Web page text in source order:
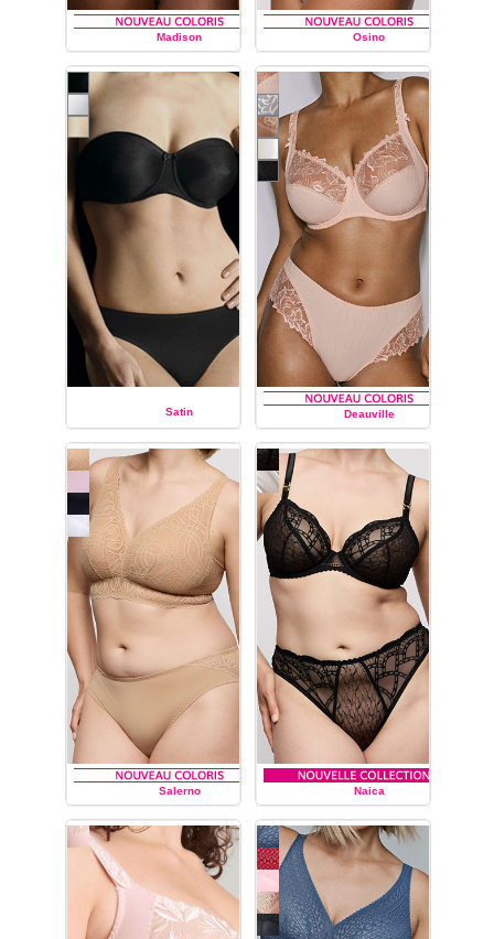
Madison
PRIMA DONNA
Osino
PRIMA DONNA
Satin
PRIMA DONNA
Deauville
PRIMA DONNA
Salerno
PRIMA DONNA
Naica
PRIMA DONNA